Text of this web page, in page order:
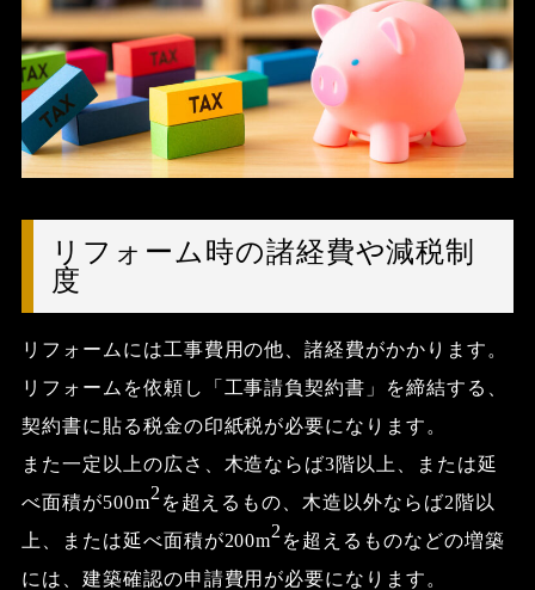
リフォーム時の諸経費や減税制
度
リフォームには工事費用の他、諸経費がかかります。
リフォームを依頼し「工事請負契約書」を締結する、
契約書に貼る税金の印紙税が必要になります。
また一定以上の広さ、木造ならば3階以上、または延
べ面積が500m2 を超えるもの、木造以外ならば2階以
上、または延べ面積が200m2 を超えるものなどの増築
には、建築確認の申請費用が必要になります。